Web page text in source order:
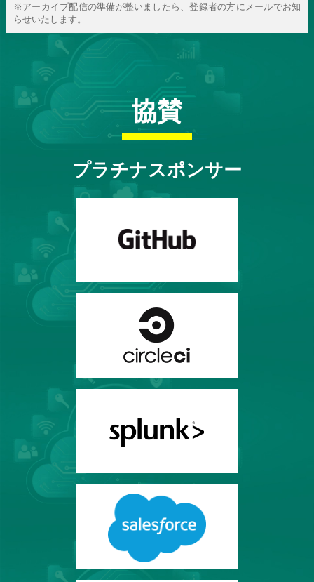
※アーカイブ配信の準備が整いましたら、登録者の方にメールでお知
らせいたします。
協賛
プラチナスポンサー